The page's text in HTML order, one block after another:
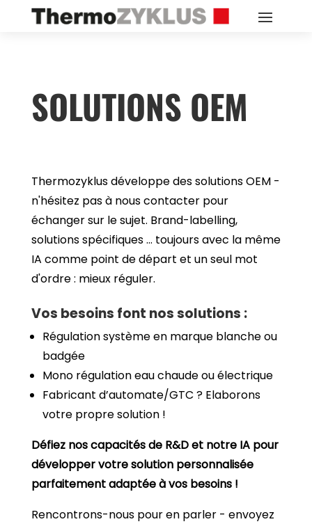
SOLUTIONS OEM
Thermozyklus développe des solutions OEM -
n'hésitez pas à nous contacter pour
échanger sur le sujet. Brand-labelling,
solutions spécifiques ... toujours avec la même
IA comme point de départ et un seul mot
d'ordre : mieux réguler.
Vos besoins font nos solutions :
Régulation système en marque blanche ou
badgée
Mono régulation eau chaude ou électrique
Fabricant d’automate/GTC ? Elaborons
votre propre solution !
Défiez nos capacités de R&D et notre IA pour
développer votre solution personnalisée
parfaitement adaptée à vos besoins !
Rencontrons-nous pour en parler - envoyez